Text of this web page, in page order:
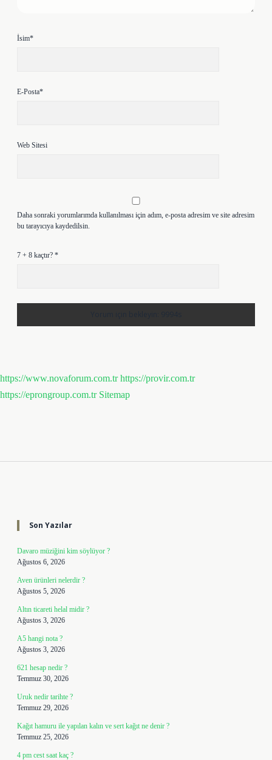
İsim*
E-Posta*
Web Sitesi
Daha sonraki yorumlarımda kullanılması için adım, e-posta adresim ve site adresim
bu tarayıcıya kaydedilsin.
7 + 8 kaçtır? *
https://www.novaforum.com.tr https://provir.com.tr
https://eprongroup.com.tr Sitemap
Son Yazılar
Davaro müziğini kim söylüyor ?
Ağustos 6, 2026
Aven ürünleri nelerdir ?
Ağustos 5, 2026
Altın ticareti helal midir ?
Ağustos 3, 2026
A5 hangi nota ?
Ağustos 3, 2026
621 hesap nedir ?
Temmuz 30, 2026
Uruk nedir tarihte ?
Temmuz 29, 2026
Kağıt hamuru ile yapılan kalın ve sert kağıt ne denir ?
Temmuz 25, 2026
4 pm cest saat kaç ?